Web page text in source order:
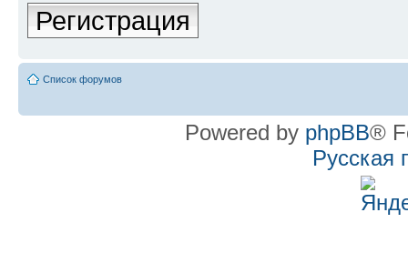
Регистрация
Список форумов
Powered by phpBB®
Русская